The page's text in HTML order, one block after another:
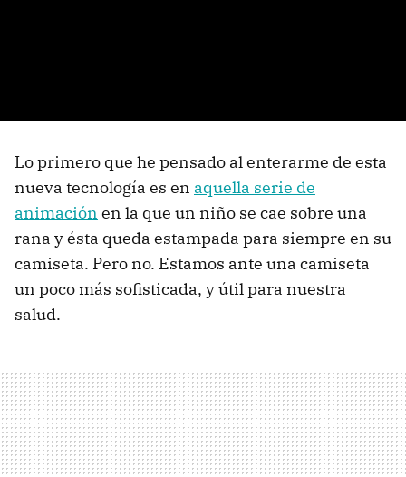
Lo primero que he pensado al enterarme de esta
nueva tecnología es en aquella serie de
animación en la que un niño se cae sobre una
rana y ésta queda estampada para siempre en su
camiseta. Pero no. Estamos ante una camiseta
un poco más sofisticada, y útil para nuestra
salud.